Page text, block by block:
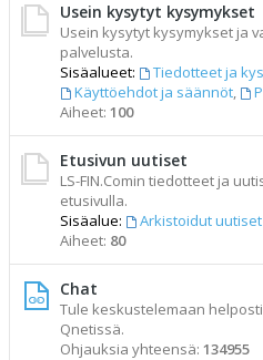
Usein kysytyt kysymykset
Usein kysytyt kysymykset ja
palvelusta.
Sisäalueet:
Tiedotteet ja
Käyttöehdot ja säännöt,
Aiheet: 100
Etusivun uutiset
LS-FIN.Comin tiedotteet ja
etusivulla.
Sisäalue:
Arkistoidut uutiset
Aiheet: 80
Chat
Tule keskustelemaan
Qnetissä.
Ohjauksia yhteensä: 134955